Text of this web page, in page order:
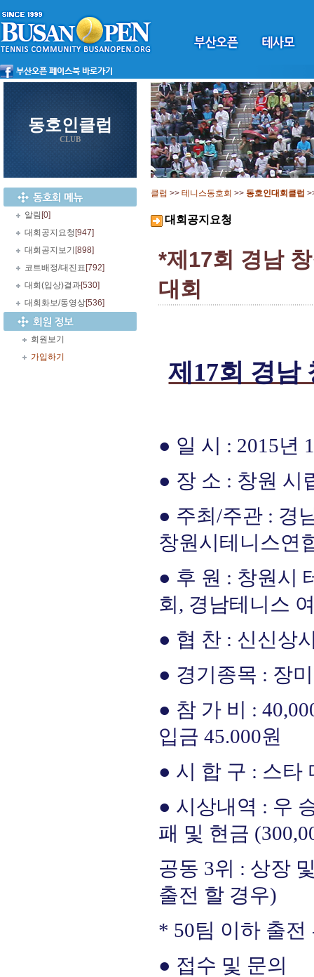
동호인클럽
CLUB
알림 [0]
대회공지요청 [947]
대회공지보기 [898]
코트배정/대진표 [792]
대회(입상)결과[530]
대회화보/동영상[536]
회원보기
가입하기
클럽 >> 테니스동호회 >> 동호인대회클럽
대회공지요청
*제17회 경남
대회
제17회 경남
● 일 시 : 2015년
● 장 소 : 창원 시
● 주최/주관 : 경
창원시테니스연
● 후 원 : 창원시
회, 경남테니스
● 협 찬 : 신신상
● 경기종목 : 장
● 참 가 비 :
입금 45.000원
● 시 합 구 : 스타
● 시상내역 : 우
패 및 현금
공동 3위 : 상장
출전 할 경우)
* 50팀 이하 출전
● 접수 및 문의